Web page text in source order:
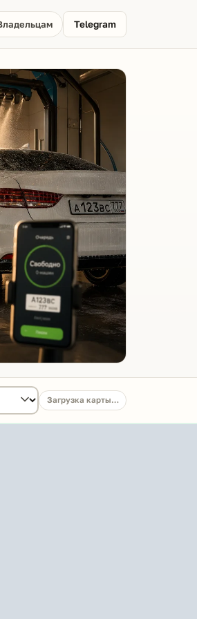
Telegram
Загрузка карты…